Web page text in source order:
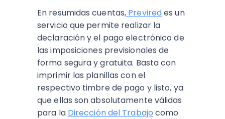
En resumidas cuentas, Previredes un
servicio que permite realizar la
declaración y el pago electrónico de
las imposiciones previsionales de
forma segura y gratuita. Basta con
imprimir las planillas con el
respectivo timbre de pago y listo, ya
que ellas son absolutamente válidas
para la Dirección del Trabajo como